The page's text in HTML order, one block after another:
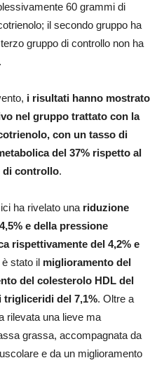
60 grammi di
il secondo gruppo ha
gruppo di controllo non ha
i risultati hanno mostrato
nel gruppo trattato con la
con un tasso di
del 37% rispetto al
di controllo.
ha rivelato una riduzione
e della pressione
rispettivamente del 4,2% e
stato il miglioramento del
del colesterolo HDL del
trigliceridi del 7,1%. Oltre a
rilevata una lieve ma
grassa, accompagnata da
e da un miglioramento